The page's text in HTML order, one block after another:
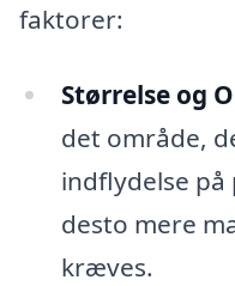
faktorer:
Størrelse og
det område,
indflydelse på
desto mere
kræves.